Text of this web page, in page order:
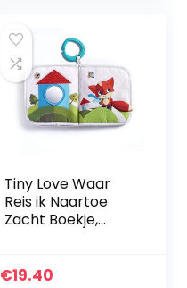
Tiny Love Waar
Reis ik Naartoe
Zacht Boekje,
€19.40